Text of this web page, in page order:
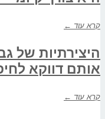
קרא עוד ←
היצירתיות של
אותם דווקא
קרא עוד ←